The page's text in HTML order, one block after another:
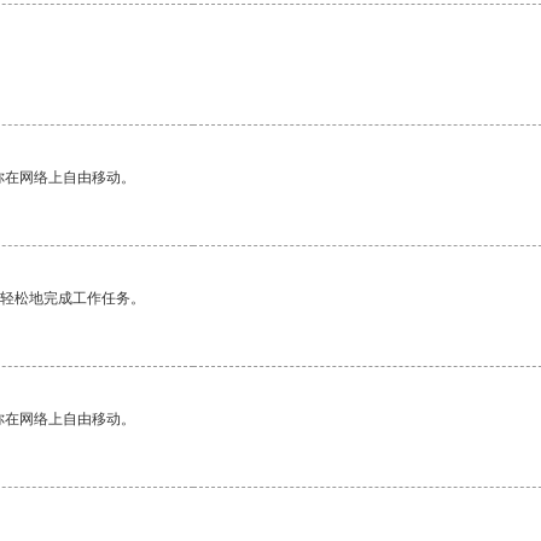
网络上自由移动。
松地完成工作任务。
网络上自由移动。